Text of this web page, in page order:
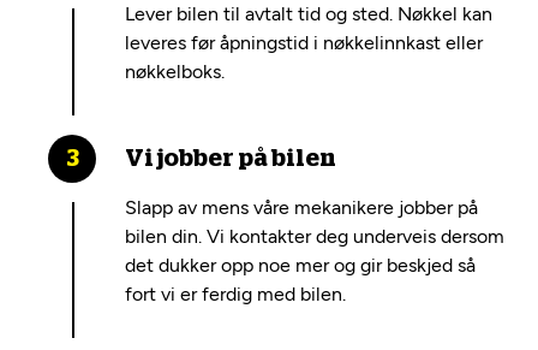
Lever bilen til avtalt tid og sted. Nøkkel kan
leveres før åpningstid i nøkkelinnkast eller
nøkkelboks.
Vi jobber på bilen
Slapp av mens våre mekanikere jobber på
bilen din. Vi kontakter deg underveis dersom
det dukker opp noe mer og gir beskjed så
fort vi er ferdig med bilen.